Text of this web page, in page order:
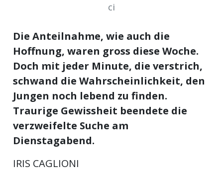
offizielle
ci
Die Anteilnahme, wie auch die
Hoffnung, waren gross diese Woche.
Doch mit jeder Minute, die verstrich,
schwand die Wahrscheinlichkeit, den
Jungen noch lebend zu finden.
Traurige Gewissheit beendete die
verzweifelte Suche am
Dienstagabend.
IRIS CAGLIONI